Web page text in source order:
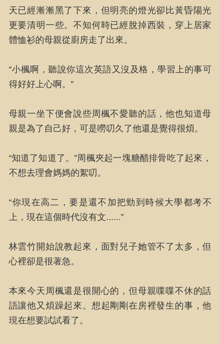
天已經漸漸黑了下來，但明亮的燈光卻比黃昏陽光
更要清明一些。不知何時已經脫掉西裝，穿上居家
體恤衫的母親從廚房走了出來。
“小楓啊，聽說你這次英語又沒及格，學習上的事可
得好好上心啊。”
母親一坐下便會說些周楓不愛聽的話，他也知道母
親是為了自己好，可是嘮叨久了他還是覺得很煩。
“知道了知道了。”周楓夾起一塊糖醋排骨吃了起來，
不想去理會媽媽的絮叨。
“你現在高二，要是還不加把勁到時候大學都考不
上，現在這個時代沒有文......”
林雲竹開始說教起來，面對兒子她管不了太多，但
心裡卻是很著急。
本來今天周楓還是很開心的，但母親喋喋不休的話
語讓他又煩躁起來。想起剛剛在房裡發生的事，他
現在想要試試看了。